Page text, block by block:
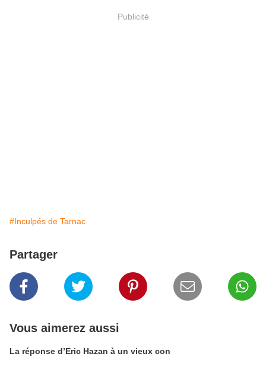
Publicité
#Inculpés de Tarnac
Partager
Vous aimerez aussi
La réponse d’Eric Hazan à un vieux con